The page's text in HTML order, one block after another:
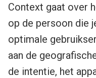
Context gaat over
op de persoon die
optimale
aan de
de intentie, het